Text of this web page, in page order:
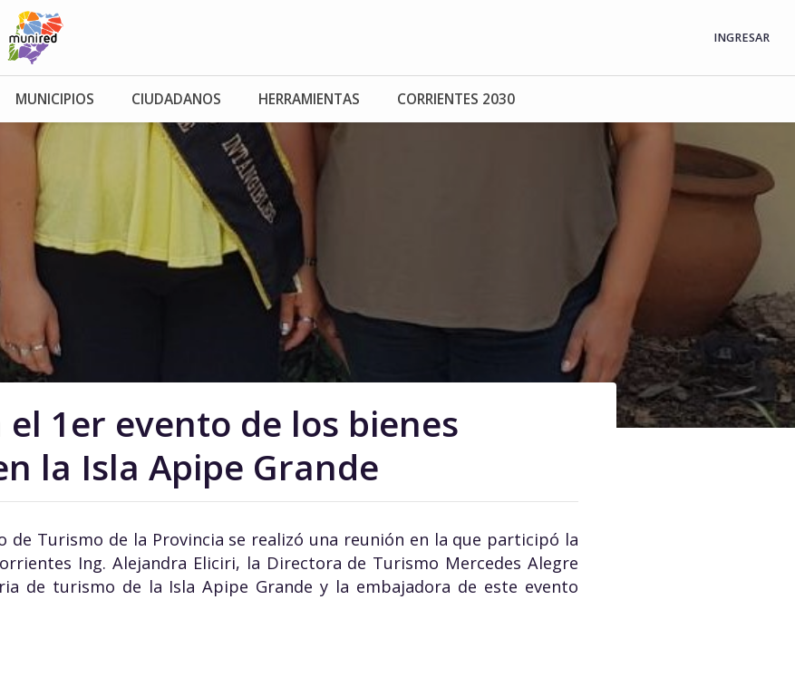
INGRESAR
MUNICIPIOS CIUDADANOS HERRAMIENTAS CORRIENTES 2030
1er evento de los bienes
la Isla Apipe Grande
de Turismo de la Provincia se realizó una reunión en la que participó la
Ing. Alejandra Eliciri, la Directora de Turismo Mercedes Alegre
de turismo de la Isla Apipe Grande y la embajadora de este evento